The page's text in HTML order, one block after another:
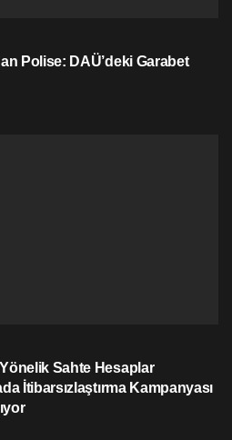
Polise: DAÜ’deki Garabet
Sahte Hesaplar
İtibarsızlaştırma Kampanyası